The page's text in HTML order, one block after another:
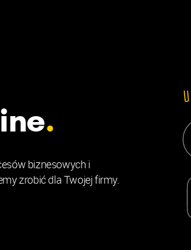
.
biznesowych i
zrobić dla Twojej firmy.